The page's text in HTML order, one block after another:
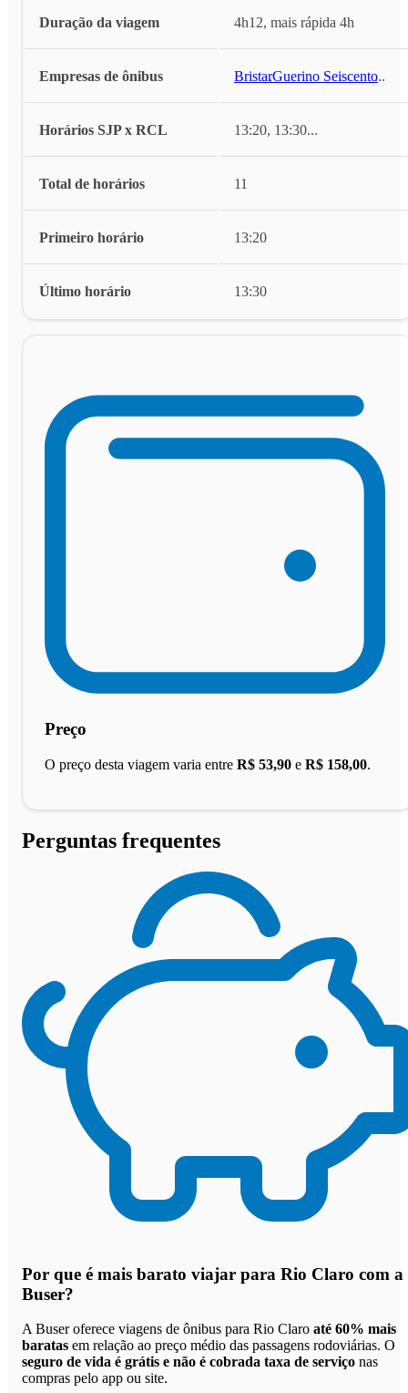
Duração da viagem 4h12, mais rápida 4h
Empresas de ônibus Bristar,Guerino Seiscento...
Horários SJP x RCL 13:20, 13:30...
Total de horários 11
Primeiro horário 13:20
Último horário 13:30
Preço
O preço desta viagem varia entre R$ 53,90 e R$ 158,00.
Perguntas frequentes
Por que é mais barato viajar para Rio Claro com a
Buser?
A Buser oferece viagens de ônibus para Rio Claro até 60% mais
baratas em relação ao preço médio das passagens rodoviárias. O
seguro de vida é grátis e não é cobrada taxa de serviço nas
compras pelo app ou site.